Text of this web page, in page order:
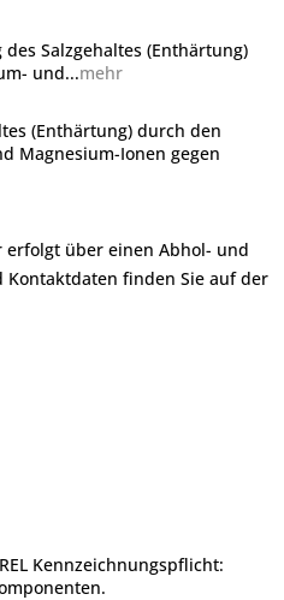
Salzgehaltes (Enthärtung)
und...mehr
(Enthärtung) durch den
Magnesium-Ionen gegen
erfolgt über einen Abhol- und
Kontaktdaten finden Sie auf der
Kennzeichnungspflicht: